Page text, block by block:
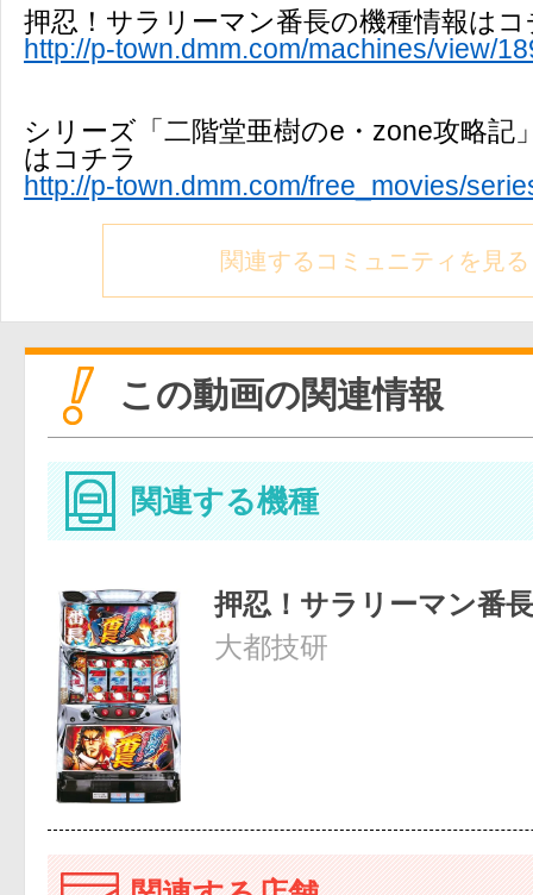
押忍！サラリーマン番長の機種情報は
http://p-town.dmm.com/machines/view/
シリーズ「二階堂亜樹のe・zone攻略記
はコチラ
http://p-town.dmm.com/free_movies/
関連するコミュニティを見る
この動画の関連情報
関連する機種
押忍！サラリーマン番長
大都技研